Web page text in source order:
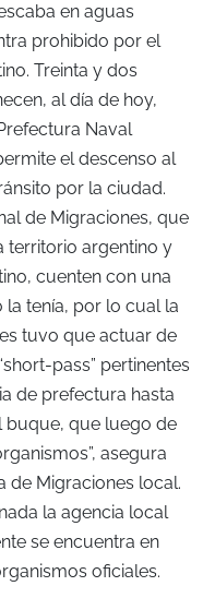
en aguas
prohibido por el
Treinta y dos
al día de hoy,
Naval
el descenso al
por la ciudad.
de Migraciones, que
territorio argentino y
cuenten con una
la tenía, por lo cual la
tuvo que actuar de
pass” pertinentes
de prefectura hasta
buque, que luego de
asegura
de Migraciones local.
la agencia local
se encuentra en
oficiales.